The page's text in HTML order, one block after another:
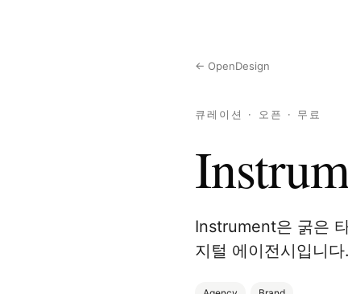
← OpenDesign
큐레이션 · 오픈 · 무료
Instrument은 굵은
지털 에이전시입니다.